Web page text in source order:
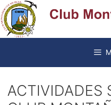
Saltar
al
contenido
ACTIVIDADES